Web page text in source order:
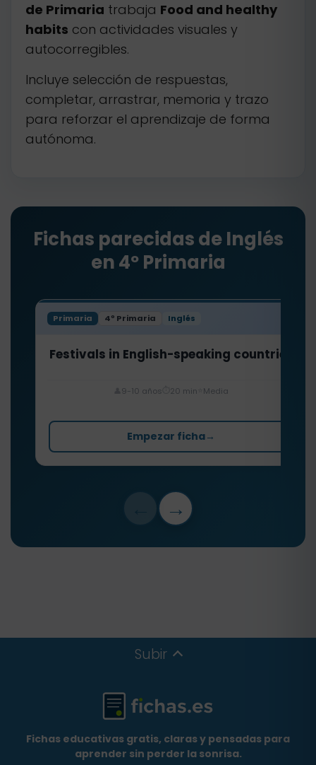
de Primaria trabaja Food and healthy
habits con actividades visuales y
autocorregibles.
Incluye selección de respuestas,
completar, arrastrar, memoria y trazo
para reforzar el aprendizaje de forma
autónoma.
Fichas parecidas de Inglés
en 4º Primaria
Primaria 4º Primaria Inglés
Festivals in English-speaking countries
9-10 años 20 min Media
Empezar ficha→
→
Subir
Fichas educativas gratis, claras y pensadas para
aprender sin perder la sonrisa.